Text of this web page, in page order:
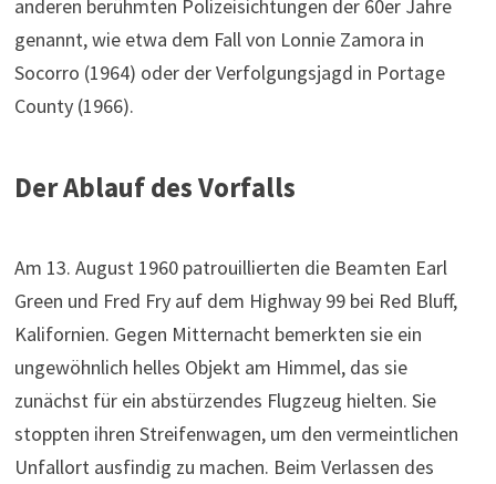
anderen berühmten Polizeisichtungen der 60er Jahre
genannt, wie etwa dem Fall von Lonnie Zamora in
Socorro (1964) oder der Verfolgungsjagd in Portage
County (1966).
Der Ablauf des Vorfalls
Am 13. August 1960 patrouillierten die Beamten Earl
Green und Fred Fry auf dem Highway 99 bei Red Bluff,
Kalifornien. Gegen Mitternacht bemerkten sie ein
ungewöhnlich helles Objekt am Himmel, das sie
zunächst für ein abstürzendes Flugzeug hielten. Sie
stoppten ihren Streifenwagen, um den vermeintlichen
Unfallort ausfindig zu machen. Beim Verlassen des